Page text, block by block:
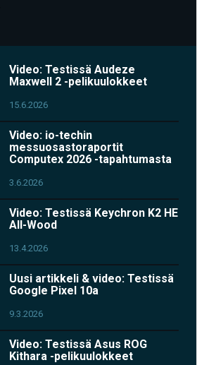
Video: Testissä Audeze
Maxwell 2 -pelikuulokkeet
15.6.2026
Video: io-techin
messuosastoraportit
Computex 2026 -tapahtumasta
3.6.2026
Video: Testissä Keychron K2 HE
All-Wood
13.4.2026
Uusi artikkeli & video: Testissä
Google Pixel 10a
9.3.2026
Video: Testissä Asus ROG
Kithara -pelikuulokkeet